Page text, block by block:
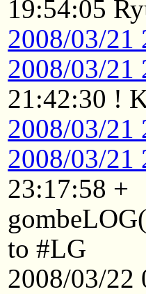
19:54:05
2008/03/21
2008/03/21
21:42:30 !
2008/03/21
2008/03/21
23:17:58 +
to #LG
2008/03/22